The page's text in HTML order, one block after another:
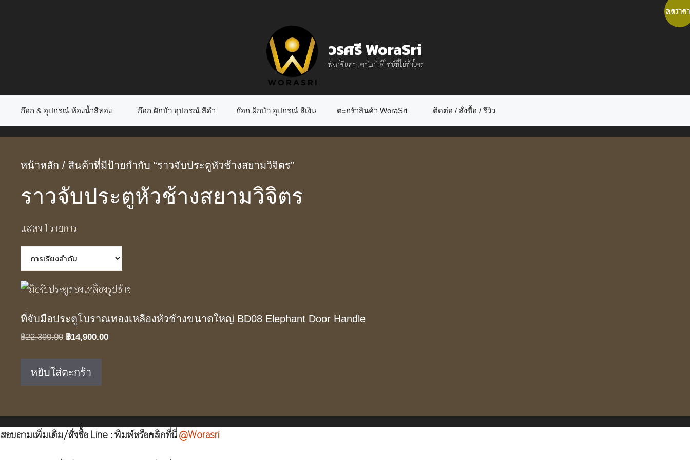
วรศรี WoraSri
ฟังก์ชันครบครันกับดีไซน์ที่ไม่ซ้ำใคร
ก๊อก & อุปกรณ์ ห้องน้ำสีทอง ก๊อก ฝักบัว อุปกรณ์ สีดำ ก๊อก ฝักบัว อุปกรณ์ สีเงิน ตะกร้าสินค้า WoraSri ติดต่อ / สั่งซื้อ / รีวิว
หน้าหลัก / สินค้าที่มีป้ายกำกับ “ราวจับประตูหัวช้างสยามวิจิตร”
ราวจับประตูหัวช้างสยามวิจิตร
แสดง 1 รายการ
ลดราค
ที่จับมือประตูโบราณทองเหลืองหัวช้างขนาดใหญ่ BD08 Elephant Door Handle
฿22,390.00 Original
฿22,390.00.
฿14,900.00Current
หยิบใส่ตะกร้า
สอบถามเพิ่มเติม/สั่งซื้อ Line : พิมพ์หรือคลิกที่นี่@Worasri